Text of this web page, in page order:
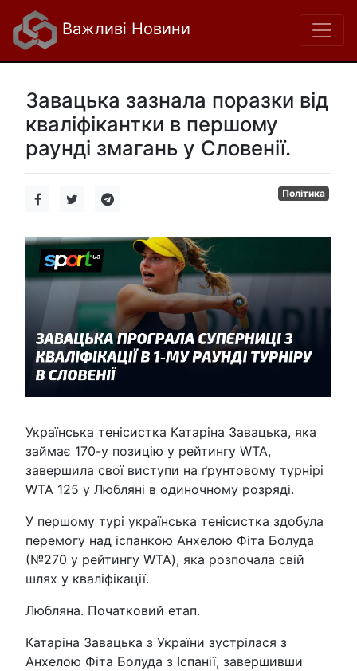
Важливі Новини
Завацька зазнала поразки від
кваліфікантки в першому
раунді змагань у Словенії.
Політика
Українська тенісистка Катаріна Завацька, яка
займає 170-у позицію у рейтингу WTA,
завершила свої виступи на ґрунтовому турнірі
WTA 125 у Любляні в одиночному розряді.
У першому турі українська тенісистка здобула
перемогу над іспанкою Анхелою Фіта Болуда
(№270 у рейтингу WTA), яка розпочала свій
шлях у кваліфікації.
Любляна. Початковий етап.
Катаріна Завацька з України зустрілася з
Анхелою Фіта Болуда з Іспанії, завершивши